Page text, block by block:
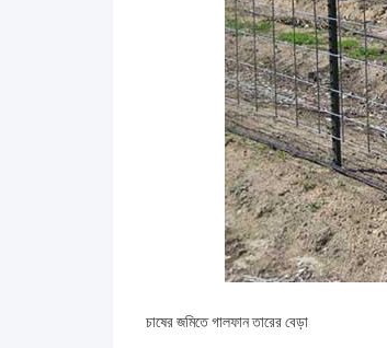
চাষের জমিতে গালফান তারের বেড়া